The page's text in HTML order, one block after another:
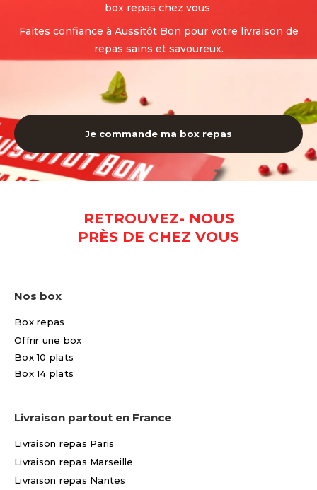
box repas chez vous
Faites confiance à Aussitôt Bon pour votre livraison de
repas sains et savoureux.
Je commande ma box repas
RETROUVEZ- NOUS
PRÈS DE CHEZ VOUS
Nos box
Box repas
Offrir une box
Box 10 plats
Box 14 plats
Livraison partout en France
Livraison repas Paris
Livraison repas Marseille
Livraison repas Nantes